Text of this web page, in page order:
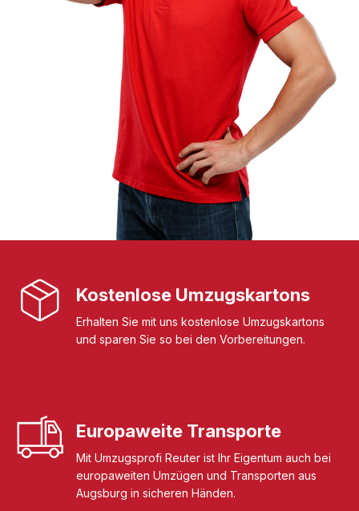
Kostenlose Umzugskartons
Erhalten Sie mit uns kostenlose Umzugskartons
und sparen Sie so bei den Vorbereitungen.
Europaweite Transporte
Mit Umzugsprofi Reuter ist Ihr Eigentum auch bei
europaweiten Umzügen und Transporten aus
Augsburg in sicheren Händen.